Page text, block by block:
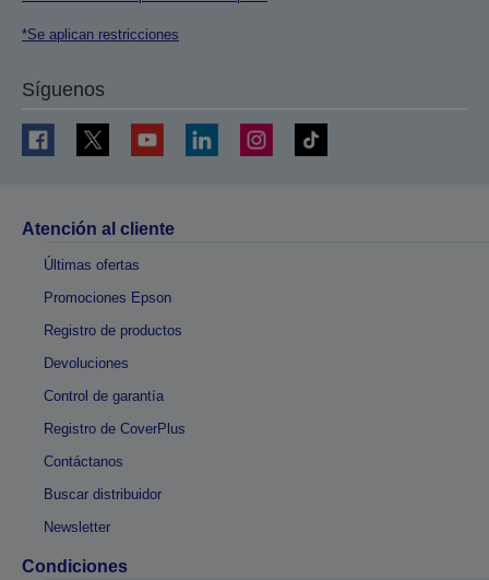
*Se aplican restricciones
Síguenos
Atención al cliente
Últimas ofertas
Promociones Epson
Registro de productos
Devoluciones
Control de garantía
Registro de CoverPlus
Contáctanos
Buscar distribuidor
Newsletter
Condiciones